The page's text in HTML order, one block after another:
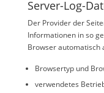
Server-Log-
Der Provider der
Informationen in so
Browser automatisch
Browsertyp und
verwendetes